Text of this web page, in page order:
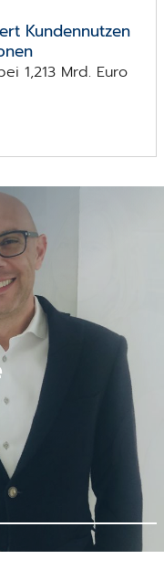
Kundennutzen
1,213 Mrd. Euro